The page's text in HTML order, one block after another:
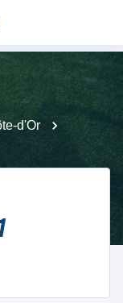
d'Or